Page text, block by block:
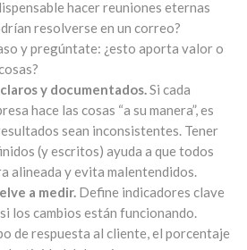
hacer reuniones eternas
resolverse en un correo?
y pregúntate: ¿esto aporta valor o
y documentados.Si cada
hace las cosas “a su manera”, es
sean inconsistentes. Tener
(y escritos) ayuda a que todos
alineada y evita malentendidos.
a medir. Define indicadores clave
los cambios están funcionando.
de respuesta al cliente, el porcentaje